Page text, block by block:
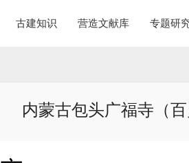
古建知识 营造文献库 专题研
内蒙古包头广福寺（百